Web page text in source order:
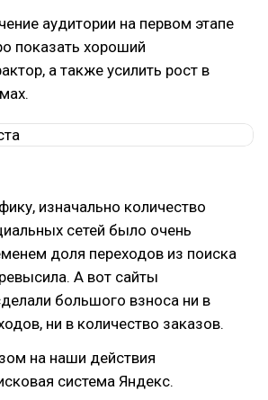
аудитории на первом этапе
показать хороший
а также усилить рост в
изначально количество
сетей было очень
доля переходов из поиска
А вот сайты
большого взноса ни в
ни в количество заказов.
на наши действия
система Яндекс.